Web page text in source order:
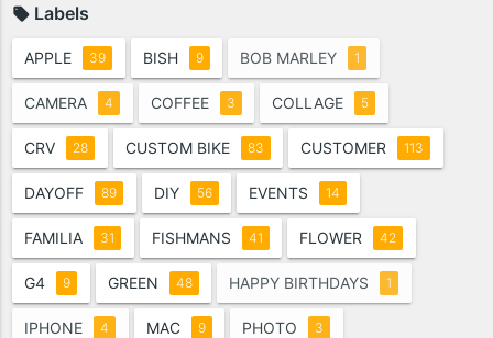
Labels
APPLE 39 BISH 9 BOB MARLEY 1
CAMERA 4 COFFEE 3 COLLAGE 5
CRV 28 CUSTOM BIKE 83 CUSTOMER 113
DAYOFF 89 DIY 56 EVENTS 14
FAMILIA 31 FISHMANS 41 FLOWER 42
G4 9 GREEN 48 HAPPY BIRTHDAYS 1
IPHONE 4 MAC 9 PHOTO 3